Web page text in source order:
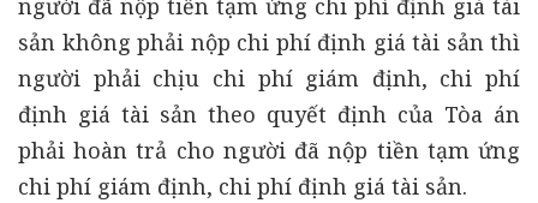
người đã nộp tiền tạm ứng chi phí định giá tài
sản không phải nộp chi phí định giá tài sản thì
người phải chịu chi phí giám định, chi phí
định giá tài sản theo quyết định của Tòa án
phải hoàn trả cho người đã nộp tiền tạm ứng
chi phí giám định, chi phí định giá tài sản.